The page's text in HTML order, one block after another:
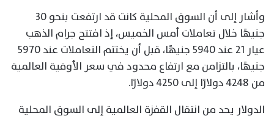
وأشار إلى أن السوق المحلية كانت قد ارتفعت بنحو 30
جنيهًا خلال تعاملات أمس الخميس، إذ افتتح جرام الذهب
عيار 21 عند 5940 جنيهًا، قبل أن يختتم التعاملات عند 5970
جنيهًا، بالتزامن مع ارتفاع محدود في سعر الأوقية العالمية
من 4248 دولارًا إلى 4250 دولارًا.
الدولار يحد من انتقال القفزة العالمية إلى السوق المحلية